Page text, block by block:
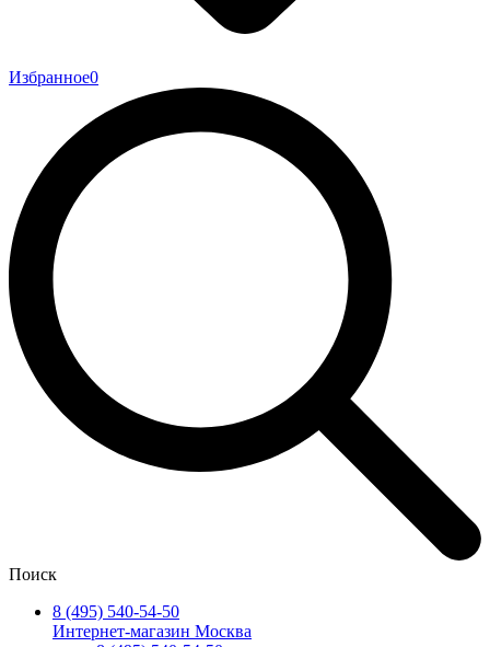
Избранное0
Поиск
8 (495) 540-54-50
Интернет-магазин Москва